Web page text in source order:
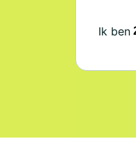
Ik ben